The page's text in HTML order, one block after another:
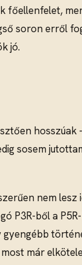
főellenfelet,
soron erről
jó.
sosem
nem lesz
P3R-ből a
már